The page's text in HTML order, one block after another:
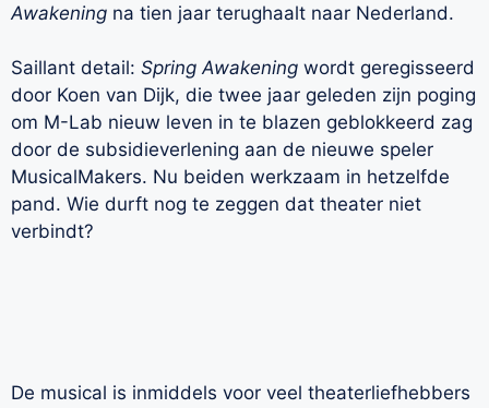
Awakening na tien jaar terughaalt naar Nederland.
Saillant detail: Spring Awakening wordt geregisseerd
door Koen van Dijk, die twee jaar geleden zijn poging
om M-Lab nieuw leven in te blazen geblokkeerd zag
door de subsidieverlening aan de nieuwe speler
MusicalMakers. Nu beiden werkzaam in hetzelfde
pand. Wie durft nog te zeggen dat theater niet
verbindt?
De musical is inmiddels voor veel theaterliefhebbers